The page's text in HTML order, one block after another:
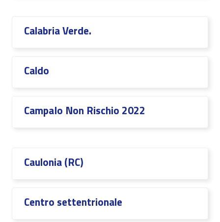
Calabria Verde.
Caldo
CampaIo Non Rischio 2022
Caulonia (RC)
Centro settentrionale